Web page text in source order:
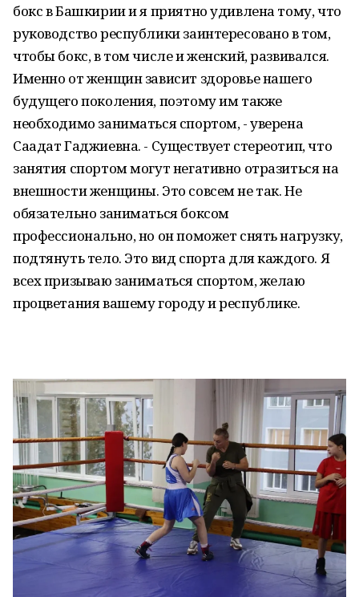
бокс в Башкирии и я приятно удивлена тому, что
руководство республики заинтересовано в том,
чтобы бокс, в том числе и женский, развивался.
Именно от женщин зависит здоровье нашего
будущего поколения, поэтому им также
необходимо заниматься спортом, - уверена
Саадат Гаджиевна. - Существует стереотип, что
занятия спортом могут негативно отразиться на
внешности женщины. Это совсем не так. Не
обязательно заниматься боксом
профессионально, но он поможет снять нагрузку,
подтянуть тело. Это вид спорта для каждого. Я
всех призываю заниматься спортом, желаю
процветания вашему городу и республике.